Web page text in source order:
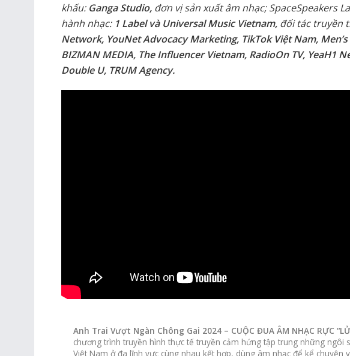
khấu: Ganga Studio, đơn vị sản xuất âm nhạc; SpaceSpeakers
hành nhạc:1 Label và Universal Music Vietnam, đối tác truyền
Network, YouNet Advocacy Marketing, TikTok Việt Nam,
BIZMAN MEDIA, The Influencer Vietnam, RadioOn TV, YeaH1
Double U, TRUM Agency.
Anh Trai Vượt Ngàn Chông Gai 2024 – CUỘC ĐUA ÂM NHẠC RỰC
chương trình truyền hình thực tế truyền cảm hứng tập trung những ngôi
Việt Nam ở đa lĩnh vực cùng nhau kết hợp, dùng âm nhạc để kể chuyện